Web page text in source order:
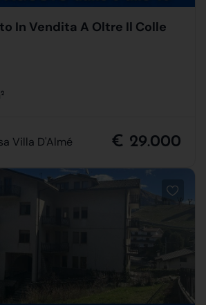
In Vendita A Oltre Il Colle
2
Villa D'Almé € 29.000